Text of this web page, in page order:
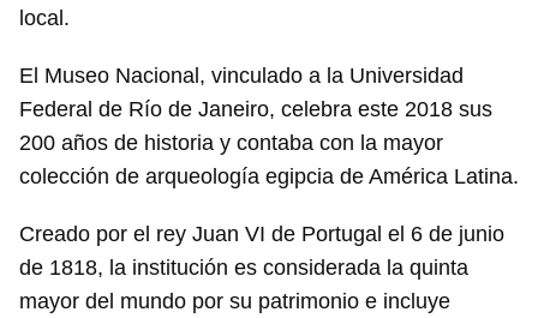
local.
El Museo Nacional, vinculado a la Universidad
Federal de Río de Janeiro, celebra este 2018 sus
200 años de historia y contaba con la mayor
colección de arqueología egipcia de América Latina.
Creado por el rey Juan VI de Portugal el 6 de junio
de 1818, la institución es considerada la quinta
mayor del mundo por su patrimonio e incluye